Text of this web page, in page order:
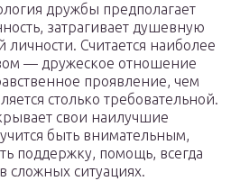
дружбы предполагает
затрагивает душевную
личности. Считается наиболее
— дружеское отношение
проявление, чем
столько требовательной.
свои наилучшие
быть внимательным,
поддержку, помощь, всегда
сложных ситуациях.